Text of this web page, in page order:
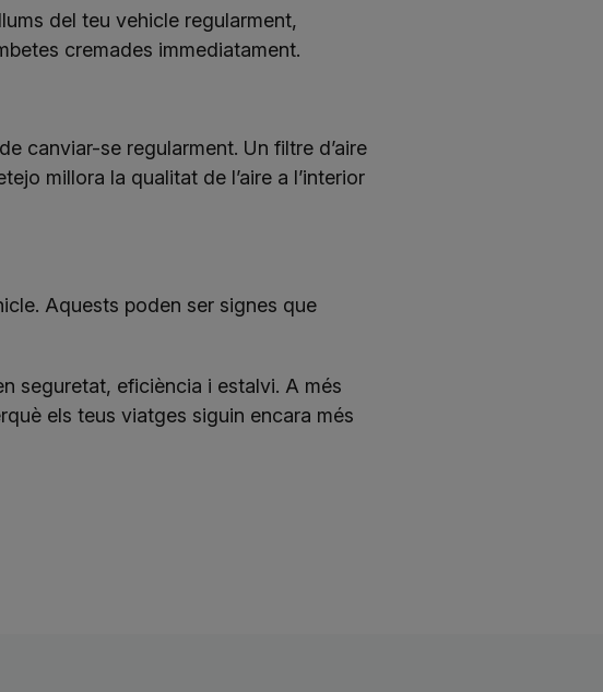
del teu vehicle regularment,
cremades immediatament.
canviar-se regularment. Un filtre d’aire
millora la qualitat de l’aire a l’interior
Aquests poden ser signes que
seguretat, eficiència i estalvi. A més
els teus viatges siguin encara més